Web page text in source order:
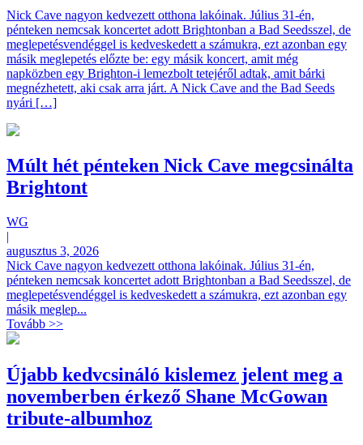
Nick Cave nagyon kedvezett otthona lakóinak. Július 31-én,
pénteken nemcsak koncertet adott Brightonban a Bad Seedsszel, de
meglepetésvendéggel is kedveskedett a számukra, ezt azonban egy
másik meglepetés előzte be: egy másik koncert, amit még
napközben egy Brighton-i lemezbolt tetejéről adtak, amit bárki
megnézhetett, aki csak arra járt. A Nick Cave and the Bad Seeds
nyári […]
Múlt hét pénteken Nick Cave megcsinálta
Brightont
WG
|
augusztus 3, 2026
Nick Cave nagyon kedvezett otthona lakóinak. Július 31-én,
pénteken nemcsak koncertet adott Brightonban a Bad Seedsszel, de
meglepetésvendéggel is kedveskedett a számukra, ezt azonban egy
másik meglep...
Tovább >>
Újabb kedvcsináló kislemez jelent meg a
novemberben érkező Shane McGowan
tribute-albumhoz